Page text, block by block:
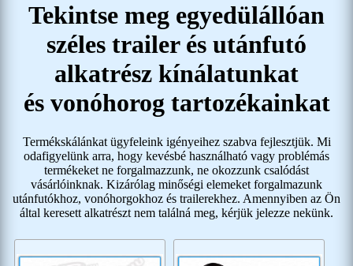
Tekintse meg egyedülállóan
széles trailer és utánfutó
alkatrész kínálatunkat
és vonóhorog tartozékainkat
Termékskálánkat ügyfeleink igényeihez szabva fejlesztjük. Mi
odafigyelünk arra, hogy kevésbé használható vagy problémás
termékeket ne forgalmazzunk, ne okozzunk csalódást
vásárlóinknak. Kizárólag minőségi elemeket forgalmazunk
utánfutókhoz, vonóhorgokhoz és trailerekhez. Amennyiben az Ön
által keresett alkatrészt nem találná meg, kérjük jelezze nekünk.